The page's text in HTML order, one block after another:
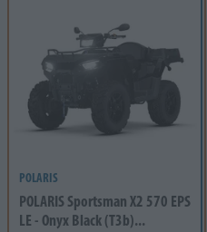
POLARIS
POLARIS Sportsman X2 570 EPS
LE - Onyx Black (T3b)...